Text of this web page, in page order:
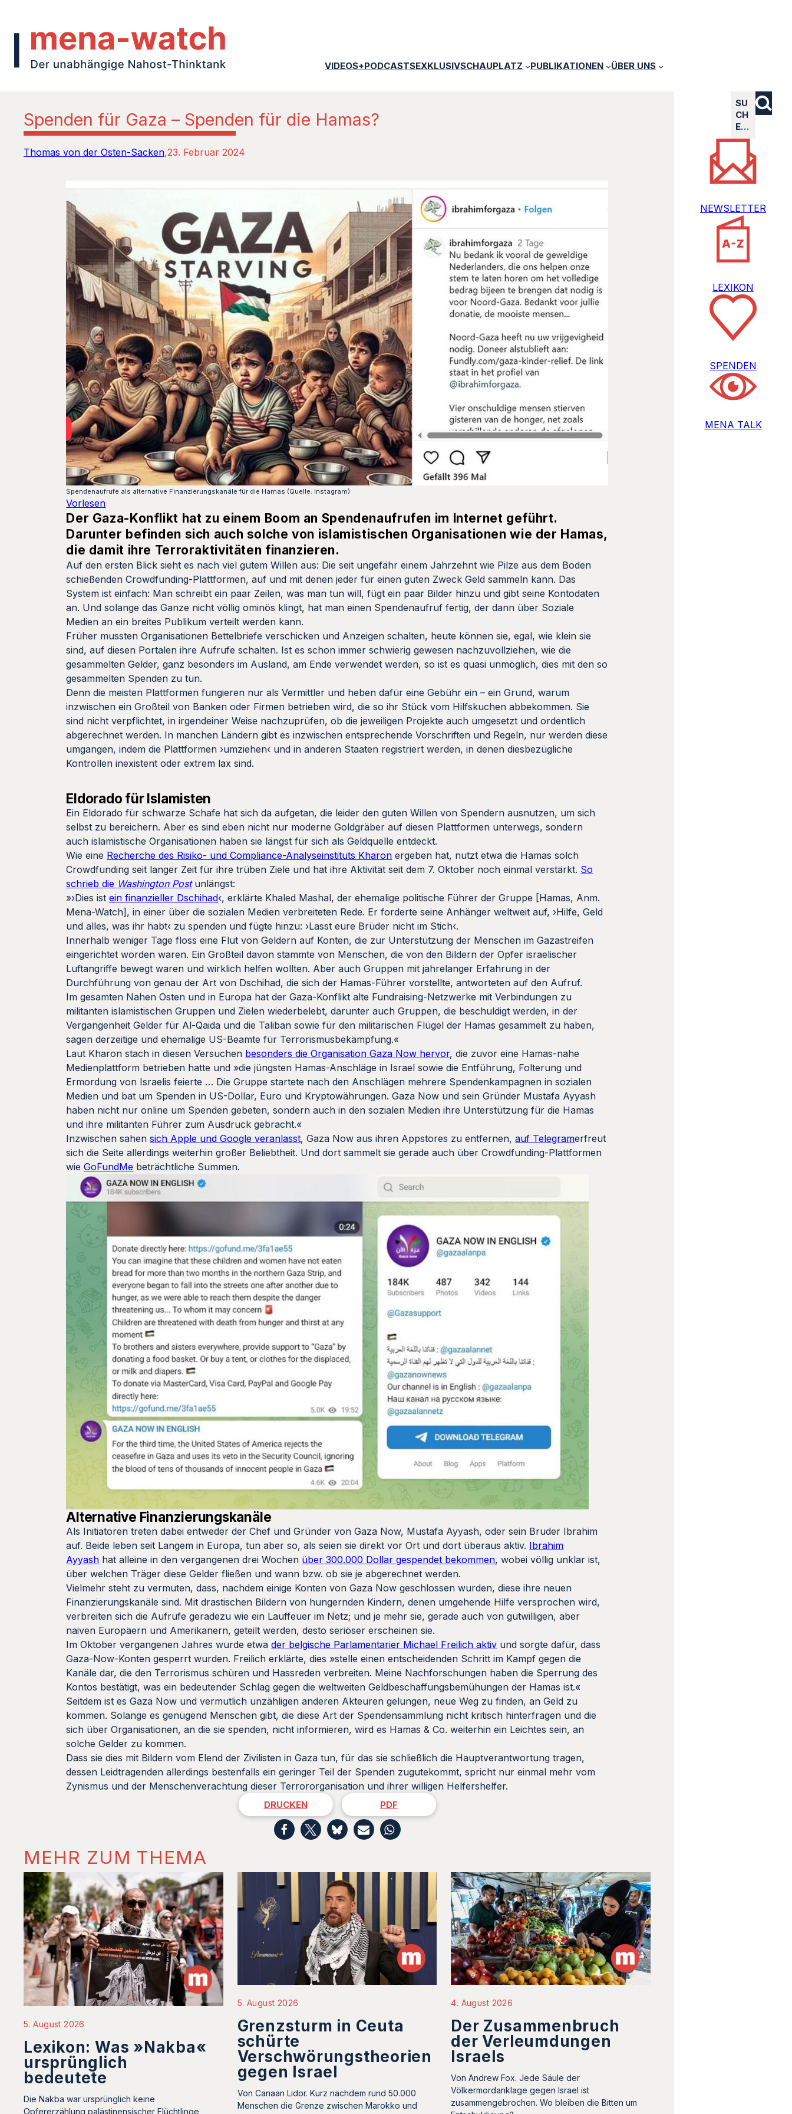
VIDEOS+PODCASTSEXKLUSIVSCHAUPLATZ PUBLIKATIONEN ÜBER UNS
Spenden für Gaza – Spenden für die Hamas?
Thomas von der Osten-Sacken 23. Februar 2024
Spendenaufrufe als alternative Finanzierungskanäle für die Hamas (Quelle: Instagram)
Vorlesen
Der Gaza-Konflikt hat zu einem Boom an Spendenaufrufen im Internet geführt.
Darunter befinden sich auch solche von islamistischen Organisationen wie der Hamas,
die damit ihre Terroraktivitäten finanzieren.
Auf den ersten Blick sieht es nach viel gutem Willen aus: Die seit ungefähr einem Jahrzehnt wie Pilze aus dem Boden
schießenden Crowdfunding-Plattformen, auf und mit denen jeder für einen guten Zweck Geld sammeln kann. Das
System ist einfach: Man schreibt ein paar Zeilen, was man tun will, fügt ein paar Bilder hinzu und gibt seine Kontodaten
an. Und solange das Ganze nicht völlig ominös klingt, hat man einen Spendenaufruf fertig, der dann über Soziale
Medien an ein breites Publikum verteilt werden kann.
Früher mussten Organisationen Bettelbriefe verschicken und Anzeigen schalten, heute können sie, egal, wie klein sie
sind, auf diesen Portalen ihre Aufrufe schalten. Ist es schon immer schwierig gewesen nachzuvollziehen, wie die
gesammelten Gelder, ganz besonders im Ausland, am Ende verwendet werden, so ist es quasi unmöglich, dies mit den so
gesammelten Spenden zu tun.
Denn die meisten Plattformen fungieren nur als Vermittler und heben dafür eine Gebühr ein – ein Grund, warum
inzwischen ein Großteil von Banken oder Firmen betrieben wird, die so ihr Stück vom Hilfskuchen abbekommen. Sie
sind nicht verpflichtet, in irgendeiner Weise nachzuprüfen, ob die jeweiligen Projekte auch umgesetzt und ordentlich
abgerechnet werden. In manchen Ländern gibt es inzwischen entsprechende Vorschriften und Regeln, nur werden diese
umgangen, indem die Plattformen ›umziehen‹ und in anderen Staaten registriert werden, in denen diesbezügliche
Kontrollen inexistent oder extrem lax sind.
Eldorado für Islamisten
Ein Eldorado für schwarze Schafe hat sich da aufgetan, die leider den guten Willen von Spendern ausnutzen, um sich
selbst zu bereichern. Aber es sind eben nicht nur moderne Goldgräber auf diesen Plattformen unterwegs, sondern
auch islamistische Organisationen haben sie längst für sich als Geldquelle entdeckt.
Wie eine Recherche des Risiko- und Compliance-Analyseinstituts Kharon ergeben hat, nutzt etwa die Hamas solch
Crowdfunding seit langer Zeit für ihre trüben Ziele und hat ihre Aktivität seit dem 7. Oktober noch einmal verstärkt. So
schrieb die Washington Postunlängst:
»›Dies istein finanzieller Dschihad‹, erklärte Khaled Mashal, der ehemalige politische Führer der Gruppe [Hamas, Anm.
Mena-Watch], in einer über die sozialen Medien verbreiteten Rede. Er forderte seine Anhänger weltweit auf, ›Hilfe, Geld
und alles, was ihr habt‹ zu spenden und fügte hinzu: ›Lasst eure Brüder nicht im Stich‹.
Innerhalb weniger Tage floss eine Flut von Geldern auf Konten, die zur Unterstützung der Menschen im Gazastreifen
eingerichtet worden waren. Ein Großteil davon stammte von Menschen, die von den Bildern der Opfer israelischer
Luftangriffe bewegt waren und wirklich helfen wollten. Aber auch Gruppen mit jahrelanger Erfahrung in der
Durchführung von genau der Art von Dschihad, die sich der Hamas-Führer vorstellte, antworteten auf den Aufruf.
Im gesamten Nahen Osten und in Europa hat der Gaza-Konflikt alte Fundraising-Netzwerke mit Verbindungen zu
militanten islamistischen Gruppen und Zielen wiederbelebt, darunter auch Gruppen, die beschuldigt werden, in der
Vergangenheit Gelder für Al-Qaida und die Taliban sowie für den militärischen Flügel der Hamas gesammelt zu haben,
sagen derzeitige und ehemalige US-Beamte für Terrorismusbekämpfung.«
Laut Kharon stach in diesen Versuchen besonders die Organisation Gaza Now hervor, die zuvor eine Hamas-nahe
Medienplattform betrieben hatte und »die jüngsten Hamas-Anschläge in Israel sowie die Entführung, Folterung und
Ermordung von Israelis feierte … Die Gruppe startete nach den Anschlägen mehrere Spendenkampagnen in sozialen
Medien und bat um Spenden in US-Dollar, Euro und Kryptowährungen. Gaza Now und sein Gründer Mustafa Ayyash
haben nicht nur online um Spenden gebeten, sondern auch in den sozialen Medien ihre Unterstützung für die Hamas
und ihre militanten Führer zum Ausdruck gebracht.«
Inzwischen sahensich Apple und Google veranlasst, Gaza Now aus ihren Appstores zu entfernen,auf Telegramerfreut
sich die Seite allerdings weiterhin großer Beliebtheit. Und dort sammelt sie gerade auch über Crowdfunding-Plattformen
wieGoFundMe beträchtliche Summen.
Alternative Finanzierungskanäle
Als Initiatoren treten dabei entweder der Chef und Gründer von Gaza Now, Mustafa Ayyash, oder sein Bruder Ibrahim
auf. Beide leben seit Langem in Europa, tun aber so, als seien sie direkt vor Ort und dort überaus aktiv. Ibrahim
Ayyash hat alleine in den vergangenen drei Wochen über 300.000 Dollar gespendet bekommen, wobei völlig unklar ist,
über welchen Träger diese Gelder fließen und wann bzw. ob sie je abgerechnet werden.
Vielmehr steht zu vermuten, dass, nachdem einige Konten von Gaza Now geschlossen wurden, diese ihre neuen
Finanzierungskanäle sind. Mit drastischen Bildern von hungernden Kindern, denen umgehende Hilfe versprochen wird,
verbreiten sich die Aufrufe geradezu wie ein Lauffeuer im Netz; und je mehr sie, gerade auch von gutwilligen, aber
naiven Europäern und Amerikanern, geteilt werden, desto seriöser erscheinen sie.
Im Oktober vergangenen Jahres wurde etwader belgische Parlamentarier Michael Freilich aktiv und sorgte dafür, dass
Gaza-Now-Konten gesperrt wurden. Freilich erklärte, dies »stelle einen entscheidenden Schritt im Kampf gegen die
Kanäle dar, die den Terrorismus schüren und Hassreden verbreiten. Meine Nachforschungen haben die Sperrung des
Kontos bestätigt, was ein bedeutender Schlag gegen die weltweiten Geldbeschaffungsbemühungen der Hamas ist.«
Seitdem ist es Gaza Now und vermutlich unzähligen anderen Akteuren gelungen, neue Weg zu finden, an Geld zu
kommen. Solange es genügend Menschen gibt, die diese Art der Spendensammlung nicht kritisch hinterfragen und die
sich über Organisationen, an die sie spenden, nicht informieren, wird es Hamas & Co. weiterhin ein Leichtes sein, an
solche Gelder zu kommen.
Dass sie dies mit Bildern vom Elend der Zivilisten in Gaza tun, für das sie schließlich die Hauptverantwortung tragen,
dessen Leidtragenden allerdings bestenfalls ein geringer Teil der Spenden zugutekommt, spricht nur einmal mehr vom
Zynismus und der Menschenverachtung dieser Terrororganisation und ihrer willigen Helfershelfer.
DRUCKEN PDF
MEHR ZUM THEMA
5. August 2026
Lexikon: Was »Nakba«
ursprünglich
bedeutete
Die Nakba war ursprünglich keine
Opfererzählung palästinensischer Flüchtlinge,
5. August 2026
Grenzsturm in Ceuta
schürte
Verschwörungstheorien
gegen Israel
Von Canaan Lidor. Kurz nachdem rund 50.000
Menschen die Grenze zwischen Marokko und
4. August 2026
Der Zusammenbruch
der Verleumdungen
Israels
Von Andrew Fox. Jede Säule der
Völkermordanklage gegen Israel ist
zusammengebrochen. Wo bleiben die Bitten um
SU
CH
E…
NEWSLETTER
LEXIKON
SPENDEN
MENA TALK